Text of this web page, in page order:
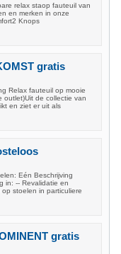
relax staop fauteuil van
en merken in onze
Knops
gratis
Relax fauteuil op mooie
outlet)Uit de collectie van
en ziet er uit als
Eén Beschrijving
in: -- Revalidatie en
stoelen in particuliere
gratis